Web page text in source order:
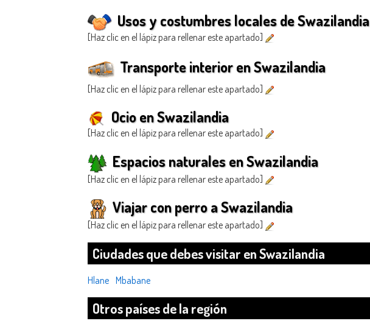
Usos y costumbres locales de Swazilandia
[Haz clic en el lápiz para rellenar este apartado]
Transporte interior en Swazilandia
[Haz clic en el lápiz para rellenar este apartado]
Ocio en Swazilandia
[Haz clic en el lápiz para rellenar este apartado]
Espacios naturales en Swazilandia
[Haz clic en el lápiz para rellenar este apartado]
Viajar con perro a Swazilandia
[Haz clic en el lápiz para rellenar este apartado]
Ciudades que debes visitar en Swazilandia
Hlane Mbabane
Otros países de la región